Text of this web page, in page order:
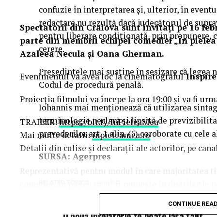
confuzie în interpretarea şi, ulterior, în
redactare nu rezultă dacă judecătorul de
pentru liberare condiţionată, prin propunere,
cerere.
Preşedintele mai susţine în sesizare că
Codul de procedură penală.
Iohannis mai menţionează că utilizarea
terminologie neclară şi lipsită de
prevederilor art. 1 alin. (5) coroborate cu cele
SURSA: Agerpres
Spectatorii din Craiova sunt invitați pe 16
parte din membrii echipei comediei „În
Azaleea Necula și Oana Gherman.
Evenimentul va avea loc la cinematografulInspire
Proiecția filmului va începe la ora 19:00 și va fi
TRAILER:https://bit.ly/InPieleaMea
Mai multe detalii:inpieleamea.ro
Detalii din culise și declarații ale actorilor, pe
Reprezentativă pentru modul în care majoritatea
Costache, Oana Gherman, Vlad Gherman,
CONTINUE